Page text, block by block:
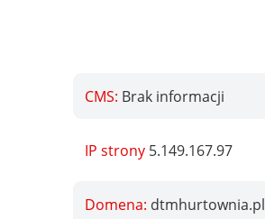
CMS: Brak informacji
IP strony 5.149.167.97
Domena: dtmhurtownia.pl